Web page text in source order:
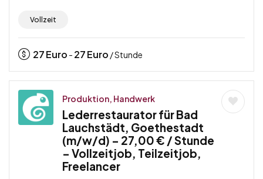
Vollzeit
27Euro - 27Euro / Stunde
Produktion, Handwerk
Lederrestaurator für Bad
Lauchstädt, Goethestadt
(m/w/d) – 27,00 € / Stunde
– Vollzeitjob, Teilzeitjob,
Freelancer